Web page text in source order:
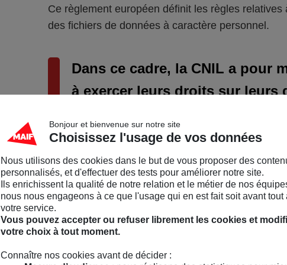
Ce règlement européen définit les règles relatives
des fichiers de données à caractère personnel.
Dans ce cadre, la CNIL a pour
à exercer leurs droits sur leurs
Les images (photographies, vidéos…), dès lors
sont, en principe, considérées comme des
CNIL joue un rôle de régulateur dans l’usage des
Les obligations d'affichage
Filmer une personne à son insu est interdit par la
signaler la présence de caméras de
Bonjour et bienvenue sur notre site
Choisissez l'usage de vos données
Nous utilisons des cookies dans le but de vous proposer des
personnalisés, et d'effectuer des tests pour améliorer notre site.
Ils enrichissent la qualité de notre relation et le métier de nos
nous nous engageons à ce que l'usage qui en est fait soit avant tout
votre service.
Vous pouvez accepter ou refuser librement les cookies et
votre choix à tout moment.
Connaître nos cookies avant de décider :